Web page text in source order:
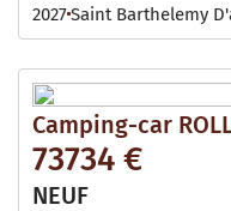
2027Saint Barthelemy
Camping-car
73734 €
NEUF